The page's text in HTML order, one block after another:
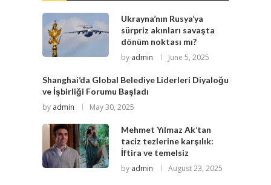
Ukrayna’nın Rusya’ya
sürpriz akınları savaşta
dönüm noktası mı?
by admin June 5, 2025
Shanghai’da Global Belediye Liderleri Diyaloğu
ve İşbirliği Forumu Başladı
by admin May 30, 2025
Mehmet Yılmaz Ak’tan
taciz tezlerine karşılık:
İftira ve temelsiz
by admin August 23, 2025